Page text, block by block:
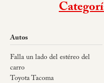
Autos
Falla un lado del estéreo del
carro
Toyota Tacoma